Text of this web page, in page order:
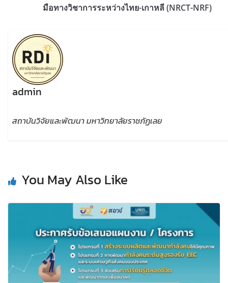
มือทางวิชาการระหว่างไทย-เกาหลี (NRCT-NRF)
admin
สถาบันวิจัยและพัฒนา มหาวิทยาลัยราชภัฏเลย
You May Also Like